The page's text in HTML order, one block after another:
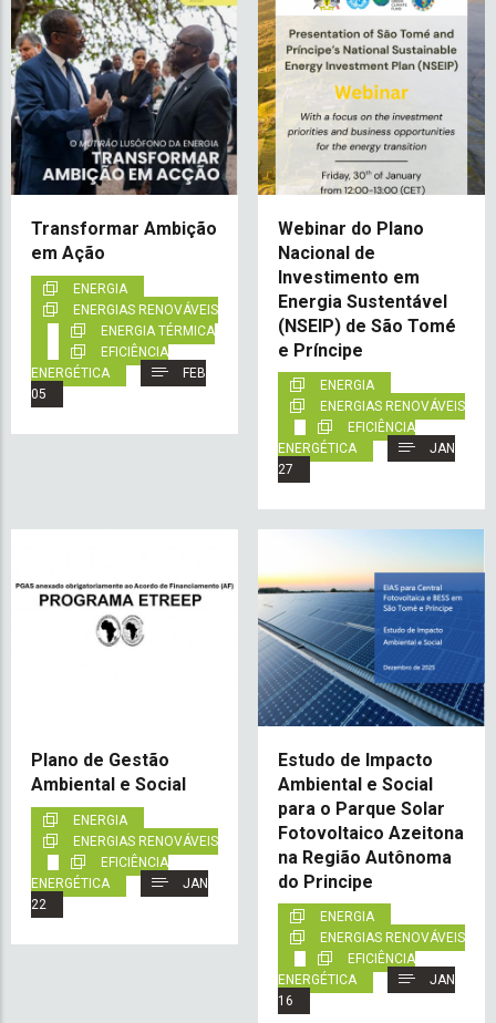
Transformar Ambição
em Ação
ENERGIA
ENERGIAS RENOVÁVEIS
ENERGIA TÉRMICA
EFICIÊNCIA
ENERGÉTICA
FEB
05
Webinar do Plano
Nacional de
Investimento em
Energia Sustentável
(NSEIP) de São Tomé
e Príncipe
ENERGIA
ENERGIAS RENOVÁVEIS
EFICIÊNCIA
ENERGÉTICA
JAN
27
Plano de Gestão
Ambiental e Social
ENERGIA
ENERGIAS RENOVÁVEIS
EFICIÊNCIA
ENERGÉTICA
JAN
22
Estudo de Impacto
Ambiental e Social
para o Parque Solar
Fotovoltaico Azeitona
na Região Autônoma
do Principe
ENERGIA
ENERGIAS RENOVÁVEIS
EFICIÊNCIA
ENERGÉTICA
JAN
16